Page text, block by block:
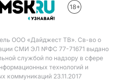
ООО «Дайджест ТВ». Св-во о
СМИ ЭЛ №ФС 77-71671 выдано
службой по надзору в сфере
технологий и
коммуникаций 23.11.2017